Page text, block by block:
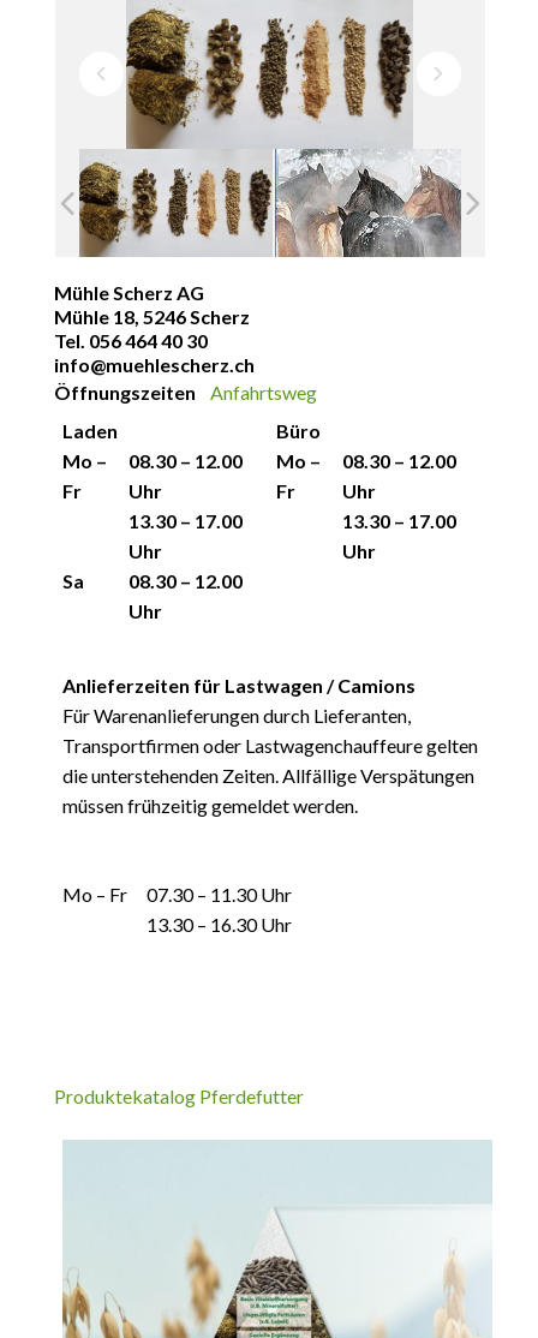
Mühle Scherz AG
Mühle 18, 5246 Scherz
Tel. 056 464 40 30
info@muehlescherz.ch
Öffnungszeiten Anfahrtsweg
Laden
Büro
Mo –
Fr
08.30 – 12.00
Uhr
Mo –
Fr
08.30 – 12.00
Uhr
13.30 – 17.00
Uhr
13.30 – 17.00
Uhr
Sa
08.30 – 12.00
Uhr
Anlieferzeiten für Lastwagen / Camions
Für Warenanlieferungen durch Lieferanten,
Transportfirmen oder Lastwagenchauffeure gelten
die unterstehenden Zeiten. Allfällige Verspätungen
müssen frühzeitig gemeldet werden.
Mo – Fr
07.30 – 11.30 Uhr
13.30 – 16.30 Uhr
Produktekatalog Pferdefutter